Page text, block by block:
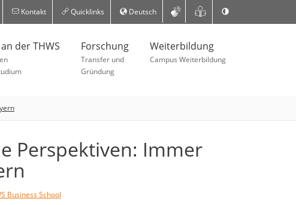
Kontakt Quicklinks Deutsch
der THWS Forschung
Transfer und
Gründung
Weiterbildung
Campus Weiterbildung
Perspektiven: Immer
Business School